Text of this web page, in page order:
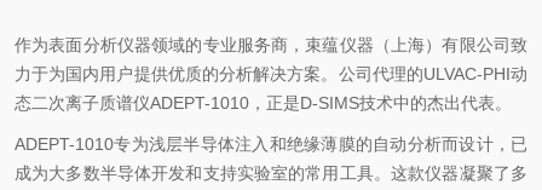
作为表面分析仪器领域的专业服务商，束蕴仪器（上海）有限公司致
力于为国内用户提供优质的分析解决方案。公司代理的ULVAC-PHI动
态二次离子质谱仪ADEPT-1010，正是D-SIMS技术中的杰出代表。
ADEPT-1010专为浅层半导体注入和绝缘薄膜的自动分析而设计，已
成为大多数半导体开发和支持实验室的常用工具。这款仪器凝聚了多